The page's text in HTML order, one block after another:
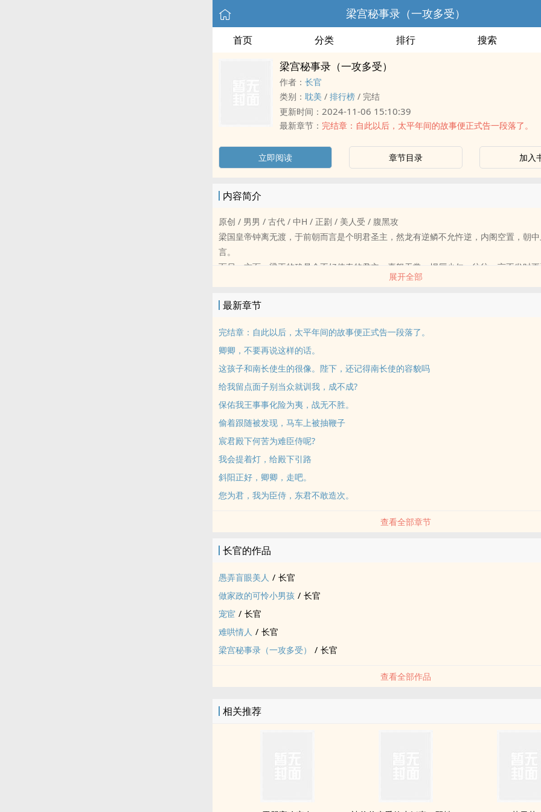
梁宫秘事录（一攻多受）
首页 分类 排行 搜索
梁宫秘事录（一攻多受）
作者： 长官
类别： 耽美 / 排行榜 / 完结
更新时间： 2024-11-06 15:10:39
最新章节： 完结章：自此以后，太平年间的故事便正式告一段落了。
立即阅读 章节目录 加入
内容简介
原创 / 男男 / 古代 / 中H / 正剧 / 美人受 / 腹黑攻
梁国皇帝钟离无渡，于前朝而言是个明君圣主，然龙有逆鳞不允忤逆，内阁空置，朝
言。
而另一方面，梁王的确是个不好侍奉的君主，喜怒无常、悍厉少仁，往往一言不发时更
tag：宫斗、美人受、sm、sp、鞭穴、放置、露出等。
注：视角不定，是一本偏群像涩涩文，因为作者颜控所以受君们全是美人，xp会比较恶
出场顺序：
一、明月薄：自卑内向，但床上乖乖听话小可怜。
二、沈少玄：骄傲又锋芒毕露，嘴硬心软所以总被梁王捏着软处欺负的傻儿子。
三、嘴硬心狠的贵君九方竫和他的骄矜（存疑）小凤凰南迢
四、容山意：前夫哥被梁王设计鲨掉，自己也被强制爱的清冷美人。
六、眼盲东瀛神子x钓系神侍
七、心中有丘壑，眉目做山河，但与梁王兰因絮果的君后。（君后只有剧情章没有涩涩
【预收一】做家政的可怜小男孩（已经开始更啦）
李鱼是个可怜的小男孩。
老板在床上操他操的的很重，但又对他很好。
晚上还给他讲白天没听懂的题，然后把他按在不及格的试卷上打肿屁股。
【预收二】南国欲事
是江南一对样貌相同的双生子家主，和后院美人们的故事，年后开这本
展开全部
最新章节
完结章：自此以后，太平年间的故事便正式告一段落了。
卿卿，不要再说这样的话。
这孩子和南长使生的很像。陛下，还记得南长使的容貌吗
给我留点面子别当众就训我，成不成?
保佑我王事事化险为夷，战无不胜。
偷着跟随被发现，马车上被抽鞭子
宸君殿下何苦为难臣侍呢?
我会提着灯，给殿下引路
斜阳正好，卿卿，走吧。
您为君，我为臣侍，东君不敢造次。
查看全部章节
长官的作品
愚弄盲眼美人 / 长官
做家政的可怜小男孩 / 长官
宠宦 / 长官
难哄情人 / 长官
梁宫秘事录（一攻多受）
/ 长官
查看全部作品
相关推荐